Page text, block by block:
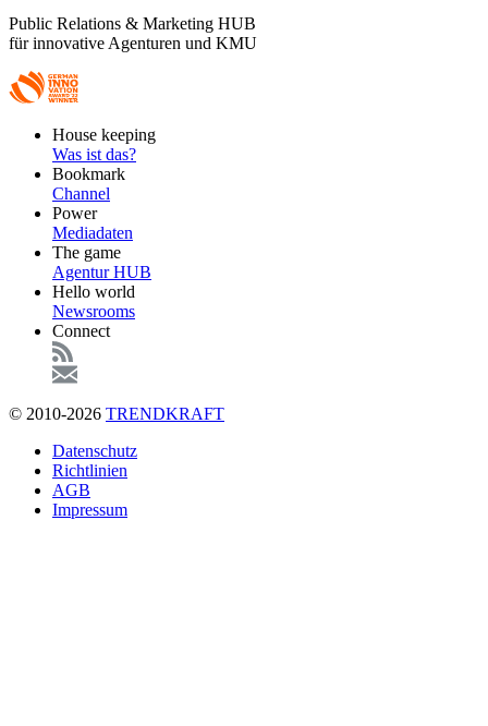
Public Relations & Marketing HUB
für innovative Agenturen und KMU
FooterHouse keeping
Was ist das?
Bookmark
Channel
Power
Mediadaten
The game
Agentur HUB
Hello world
Newsrooms
Connect
© 2010-2026 TRENDKRAFT
FußzeileDatenschutz
Richtlinien
AGB
Impressum